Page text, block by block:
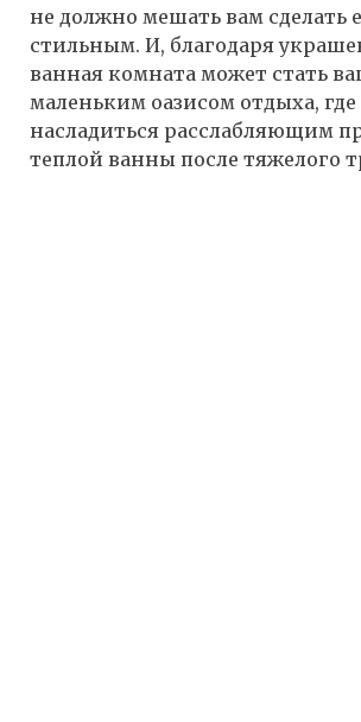
не должно мешать вам сделать
стильным. И, благодаря
ванная комната может стать
маленьким оазисом отдыха,
насладиться расслабляющим
теплой ванны после тяжелого